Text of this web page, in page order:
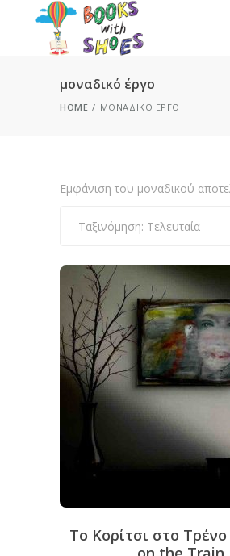
μοναδικό έργο
HOME ΜΟΝΑΔΙΚΌ ΈΡΓΟ
Εμφάνιση του μοναδικού
Ταξινόμηση: Τελευταία
Το Κορίτσι στο